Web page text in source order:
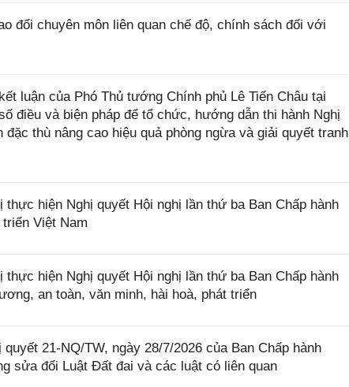
đổi chuyên môn liên quan chế độ, chính sách đối với
luận của Phó Thủ tướng Chính phủ Lê Tiến Châu tại
điều và biện pháp để tổ chức, hướng dẫn thi hành Nghị
thù nâng cao hiệu quả phòng ngừa và giải quyết tranh
hiện Nghị quyết Hội nghị lần thứ ba Ban Chấp hành
Việt Nam
hiện Nghị quyết Hội nghị lần thứ ba Ban Chấp hành
an toàn, văn minh, hài hoà, phát triển
21-NQ/TW, ngày 28/7/2026 của Ban Chấp hành
sửa đổi Luật Đất đai và các luật có liên quan